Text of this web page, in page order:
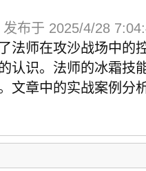
发布于 2025/4/28
法师在攻沙战场中的
认识。法师的冰霜技
文章中的实战案例分